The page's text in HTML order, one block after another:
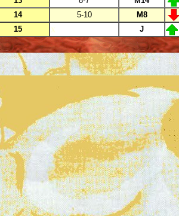
14
5-10
M8
15
x J